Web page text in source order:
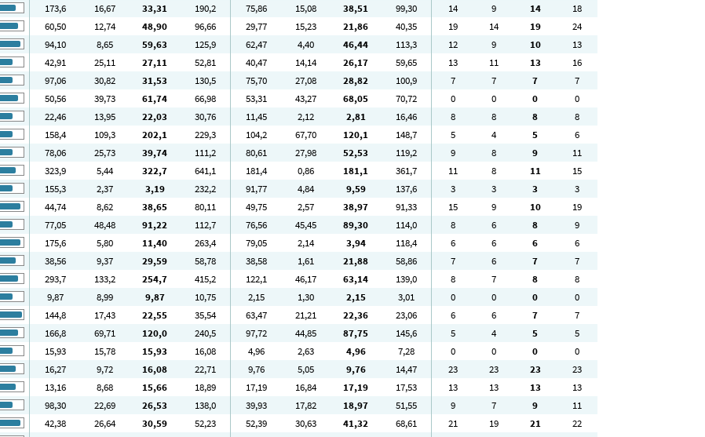
173,6 16,67 33,31 190,2 75,86 15,08 38,51 99,30 14 9 14
18
60,50 12,74 48,90 96,66 29,77 15,23 21,86 40,35 19 14 19
24
94,10 8,65 59,63 125,9 62,47 4,40 46,44 113,3 12 9 10
13
42,91 25,11 27,11 52,81 40,47 14,14 26,17 59,65 13 11 13
16
97,06 30,82 31,53 130,5 75,70 27,08 28,82 100,9 7 7 7
7
50,56 39,73 61,74 66,98 53,31 43,27 68,05 70,72 0 0 0
0
22,46 13,95 22,03 30,76 11,45 2,12 2,81 16,46 8 8 8
8
158,4 109,3 202,1 229,3 104,2 67,70 120,1 148,7 5 4 5
6
78,06 25,73 39,74 111,2 80,61 27,98 52,53 119,2 9 8 9
11
323,9 5,44 322,7 641,1 181,4 0,86 181,1 361,7 11 8 11
15
155,3 2,37 3,19 232,2 91,77 4,84 9,59 137,6 3 3 3
3
44,74 8,62 38,65 80,11 49,75 2,57 38,97 91,33 15 9 10
19
77,05 48,48 91,22 112,7 76,56 45,45 89,30 114,0 8 6 8
9
175,6 5,80 11,40 263,4 79,05 2,14 3,94 118,4 6 6 6
6
38,56 9,37 29,59 58,78 38,58 1,61 21,88 58,86 7 6 7
7
293,7 133,2 254,7 415,2 122,1 46,17 63,14 139,0 8 7 8
8
9,87 8,99 9,87 10,75 2,15 1,30 2,15 3,01 0 0 0
0
144,8 17,43 22,55 35,54 63,47 21,21 22,36 23,06 6 6 7
7
166,8 69,71 120,0 240,5 97,72 44,85 87,75 145,6 5 4 5
5
15,93 15,78 15,93 16,08 4,96 2,63 4,96 7,28 0 0 0
0
16,27 9,72 16,08 22,71 9,76 5,05 9,76 14,47 23 23 23
23
13,16 8,68 15,66 18,89 17,19 16,84 17,19 17,53 13 13 13
13
98,30 22,69 26,53 138,0 39,93 17,82 18,97 51,55 9 7 9
11
42,38 26,64 30,59 52,23 52,39 30,63 41,32 68,61 21 19 21
22